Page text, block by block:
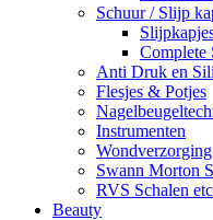
Schuur / Slijp
Complete
Anti Druk en
Flesjes & Potjes
Instrumenten
Wondverzorging
Swann Morton
RVS Schalen
Beauty